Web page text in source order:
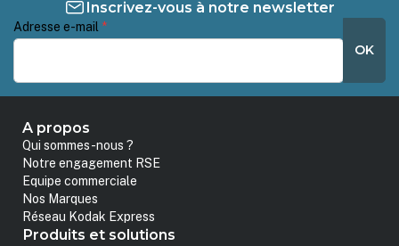
Inscrivez-vous à notre newsletter
Adresse e-mail *
OK
A propos
Qui sommes-nous ?
Notre engagement RSE
Equipe commerciale
Nos Marques
Réseau Kodak Express
Produits et solutions